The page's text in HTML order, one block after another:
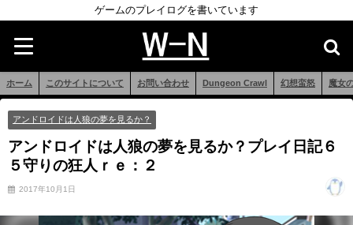
ゲームのプレイログを書いています
ホーム このサイトについて お問い合わせ Dungeon Crawl 幻想蛮怒 魔女
アンドロイドは人狼の夢を見るか？
アンドロイドは人狼の夢を見るか？プレイ日記６
５守りの狂人ｒｅ：２
2017年10月1日